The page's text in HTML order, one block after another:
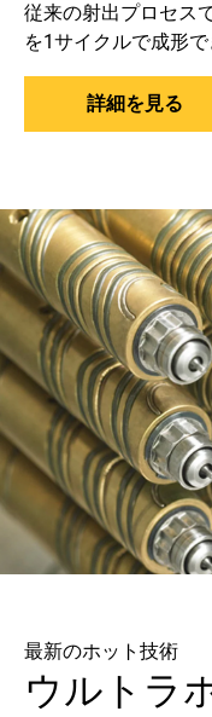
従来の射出プロセス
を1サイクルで成形で
詳細を見る
最新のホット技術
ウルトラ